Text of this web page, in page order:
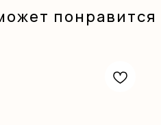
понравится